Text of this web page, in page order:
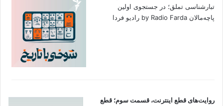
تبارشناسی تملق؛ در جستجوی اولین‌
پاچه‌مالان by Radio Farda رادیو فردا
روایت‌های قطع اینترنت، قسمت سوم؛ قطع